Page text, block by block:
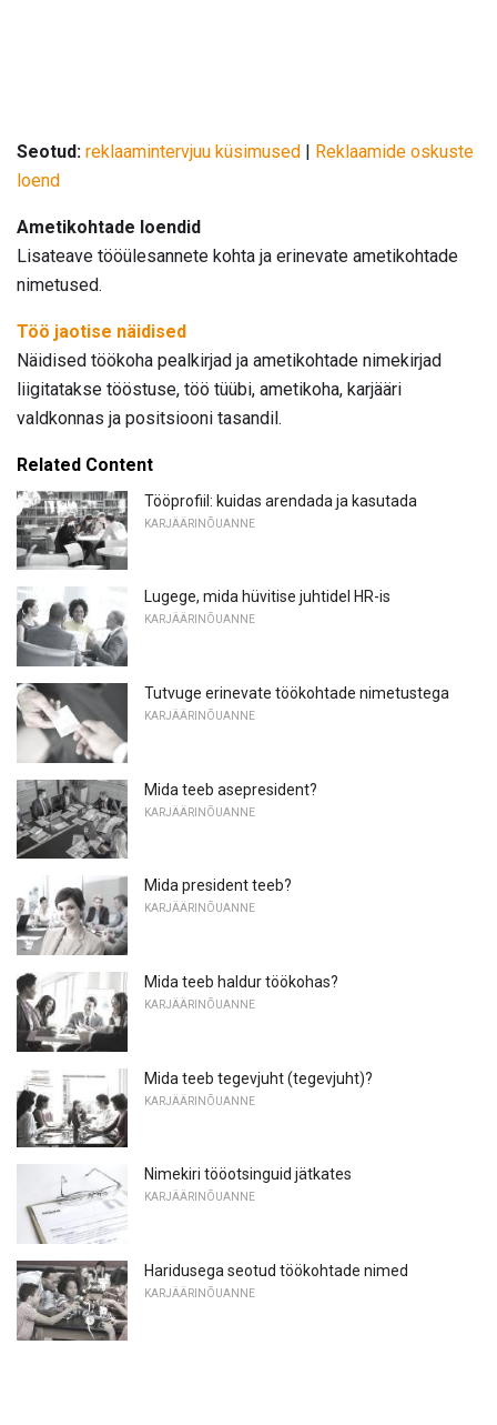
Seotud: reklaamintervjuu küsimused | Reklaamide oskuste
loend
Ametikohtade loendid
Lisateave tööülesannete kohta ja erinevate ametikohtade
nimetused.
Töö jaotise näidised
Näidised töökoha pealkirjad ja ametikohtade nimekirjad
liigitatakse tööstuse, töö tüübi, ametikoha, karjääri
valdkonnas ja positsiooni tasandil.
Related Content
Tööprofiil: kuidas arendada ja kasutada
KARJÄÄRINÕUANNE
Lugege, mida hüvitise juhtidel HR-is
KARJÄÄRINÕUANNE
Tutvuge erinevate töökohtade nimetustega
KARJÄÄRINÕUANNE
Mida teeb asepresident?
KARJÄÄRINÕUANNE
Mida president teeb?
KARJÄÄRINÕUANNE
Mida teeb haldur töökohas?
KARJÄÄRINÕUANNE
Mida teeb tegevjuht (tegevjuht)?
KARJÄÄRINÕUANNE
Nimekiri tööotsinguid jätkates
KARJÄÄRINÕUANNE
Haridusega seotud töökohtade nimed
KARJÄÄRINÕUANNE